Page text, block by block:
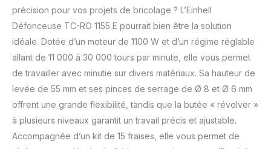
précision pour vos projets de bricolage ? L’Einhell
Défonceuse TC-RO 1155 E pourrait bien être la solution
idéale. Dotée d’un moteur de 1100 W et d’un régime réglable
allant de 11 000 à 30 000 tours par minute, elle vous permet
de travailler avec minutie sur divers matériaux. Sa hauteur de
levée de 55 mm et ses pinces de serrage de Ø 8 et Ø 6 mm
offrent une grande flexibilité, tandis que la butée « révolver »
à plusieurs niveaux garantit un travail précis et ajustable.
Accompagnée d’un kit de 15 fraises, elle vous permet de